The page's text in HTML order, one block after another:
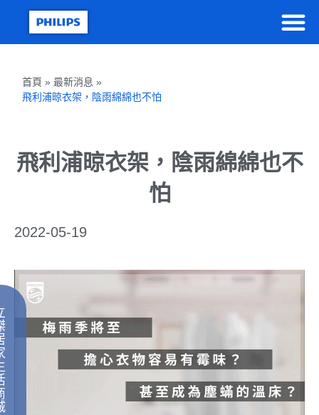
首頁 » 最新消息 »
飛利浦晾衣架，陰雨綿綿也不怕
飛利浦晾衣架，陰雨綿綿也不
怕
2022-05-19